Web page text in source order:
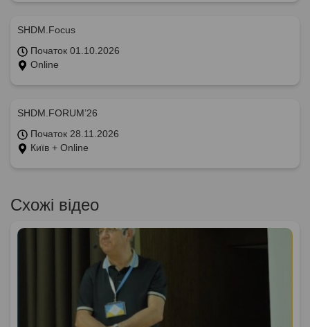
SHDM.Focus
Початок 01.10.2026
Online
SHDM.FORUM’26
Початок 28.11.2026
Київ + Online
Схожі відео